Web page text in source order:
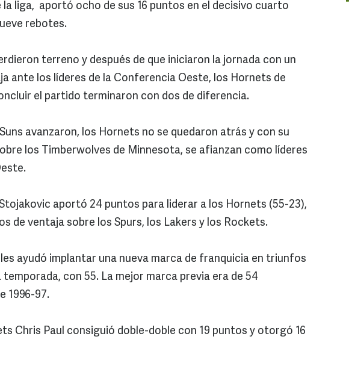
la liga, aportó ocho de sus 16 puntos en el decisivo cuarto
rebotes.
terreno y después de que iniciaron la jornada con un
ante los líderes de la Conferencia Oeste, los Hornets de
el partido terminaron con dos de diferencia.
avanzaron, los Hornets no se quedaron atrás y con su
los Timberwolves de Minnesota, se afianzan como líderes
aportó 24 puntos para liderar a los Hornets (55-23),
de ventaja sobre los Spurs, los Lakers y los Rockets.
ayudó implantar una nueva marca de franquicia en triunfos
con 55. La mejor marca previa era de 54
1996-97.
Chris Paul consiguió doble-doble con 19 puntos y otorgó 16